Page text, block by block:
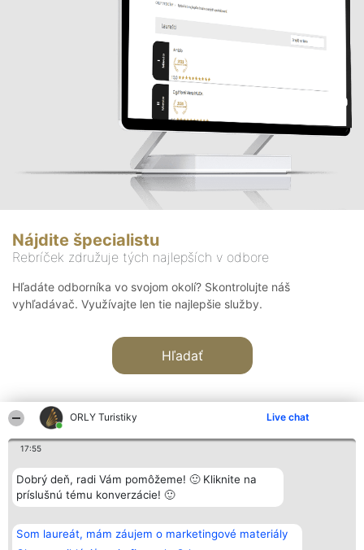
ORLY Turistiky Live chat
17:55
Dobrý deň, radi Vám pomôžeme! 🙂 Kliknite na
príslušnú tému konverzácie! 🙂
Som laureát, mám záujem o marketingové materiály
Nájdite špecialistu
Rebríček združuje tých najlepších v odbore
Hľadáte odborníka vo svojom okolí? Skontrolujte náš
vyhľadávač. Využívajte len tie najlepšie služby.
Hľadať
Organizátor hodnotenia
Bright Side Solutions sp. z o.
o. sp. k.
Wrocław 50-079
KRS 0000749100 | Regon
381313360 | NIP 8943132676
Hodnotenie
Laureáti
Lista
Laureatów
Podmienky
Obchodné
Kontakt
Kontakt